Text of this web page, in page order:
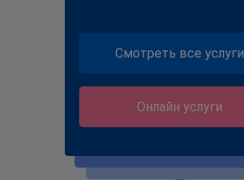
Смотреть все услуги
Онлайн услуги